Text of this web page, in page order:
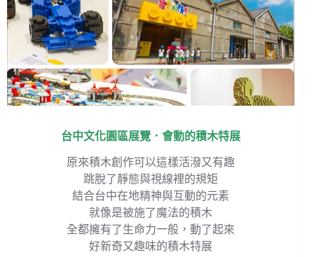
台中文化園區展覽．會動的積木特展
原來積木創作可以這樣活潑又有趣
跳脫了靜態與視線裡的規矩
結合台中在地精神與互動的元素
就像是被施了魔法的積木
全都擁有了生命力一般，動了起來
好新奇又趣味的積木特展